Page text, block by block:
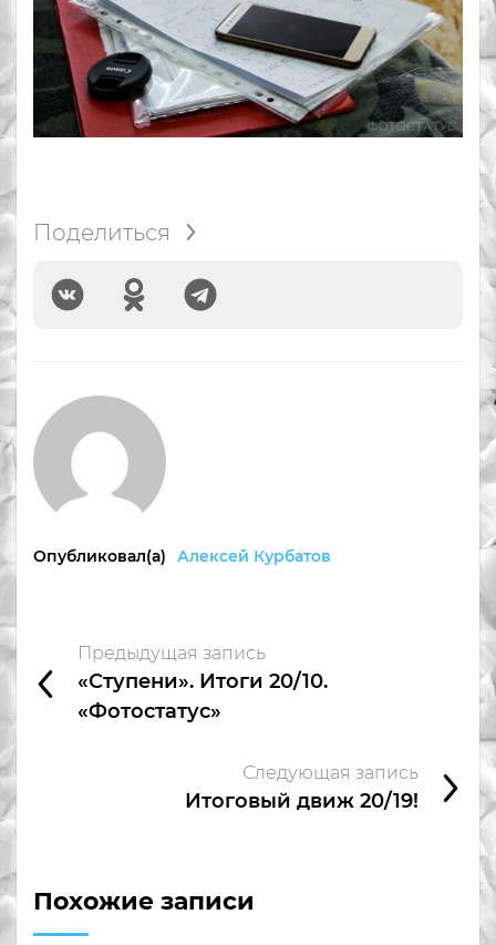
Поделиться
Опубликовал(а) Алексей Курбатов
Предыдущая запись
«Ступени». Итоги 20/10.
«Фотостатус»
Следующая запись
Итоговый движ 20/19!
Похожие записи